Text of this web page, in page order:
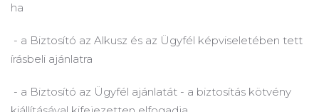
ha
- a Biztosító az Alkusz és az Ügyfél képviseletében tett
írásbeli ajánlatra
- a Biztosító az Ügyfél ajánlatát - a biztosítás kötvény